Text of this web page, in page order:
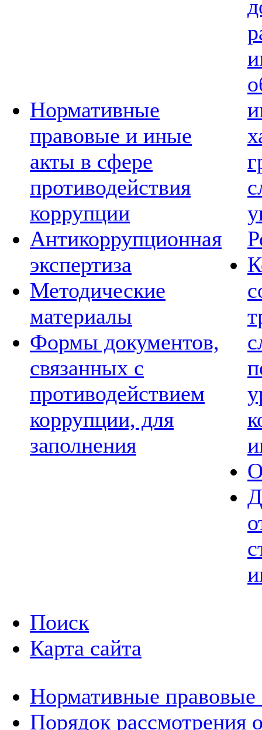
Нормативные
правовые и иные
акты в сфере
противодействия
коррупции
Антикоррупционная
экспертиза
Методические
материалы
Формы документов,
связанных с
противодействием
коррупции, для
заполнения
Поиск
Карта сайта
Нормативные правовые
Порядок рассмотрения